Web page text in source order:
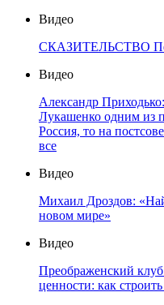
Видео
СКАЗИТЕЛЬСТВО
Видео
Александр
Лукашенко одним из
Россия, то на
все
Видео
Михаил Дроздов:
новом мире»
Видео
Преображенский
ценности: как